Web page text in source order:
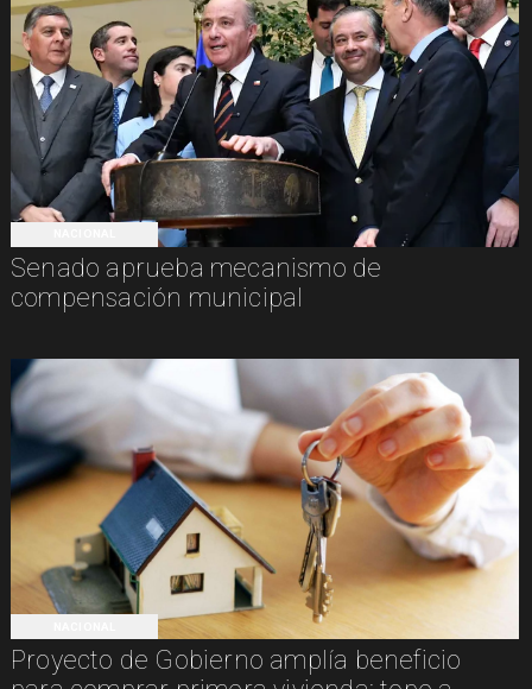
Senado aprueba mecanismo de
compensación municipal
Proyecto de Gobierno amplía beneficio